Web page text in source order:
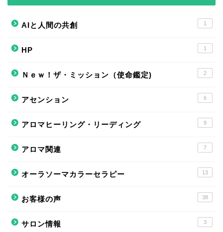
AIと人間の共創 1
HP 1
Ｎｅｗ！ザ・ミッション（使命鑑定) 2
アセンション 6
アロマヒーリング・リーディング 9
アロマ関連 7
オーラソーマカラーセラピー 13
お客様の声 38
サロン情報 3